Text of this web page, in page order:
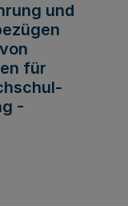
und
für
-